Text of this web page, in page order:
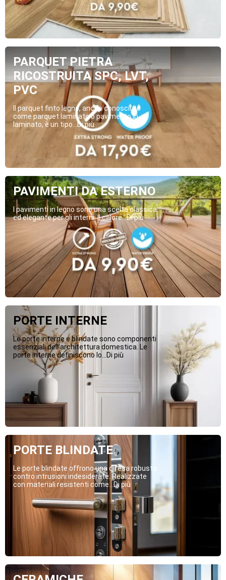
PARQUET PIETRA
RICOSTRUITA SPC, LVT,
PVC
Il parquet finto legno, anche conosciuto
come parquet laminato o pavimento in
laminato, è un tipo...Di più
PAVIMENTI DA ESTERNO
I pavimenti in legno sono una scelta classica
ed elegante per gli interni. Il calore...Di più
PORTE INTERNE
Le porte interne e blindate sono componenti
essenziali dell’architettura domestica. Le
porte interne definiscono lo...Di più
PORTE BLINDATE
Le porte blindate offrono una difesa robusta
contro intrusioni indesiderate. Realizzate
con materiali resistenti come...Di più